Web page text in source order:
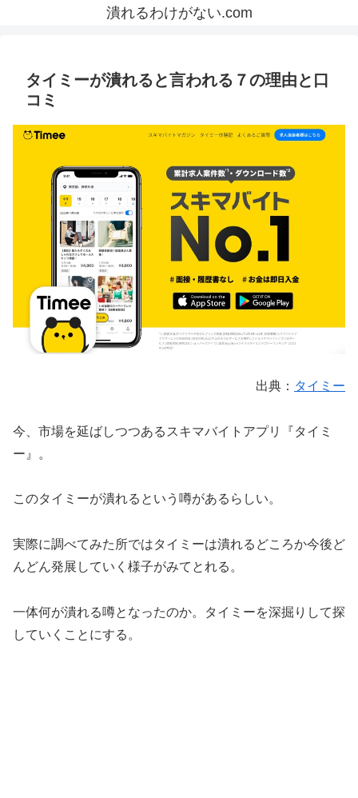
潰れるわけがない.com
タイミーが潰れると言われる７の理由と口
コミ
出典： タイミー
今、市場を延ばしつつあるスキマバイトアプリ『タイミ
ー』。
このタイミーが潰れるという噂があるらしい。
実際に調べてみた所ではタイミーは潰れるどころか今後ど
んどん発展していく様子がみてとれる。
一体何が潰れる噂となったのか。タイミーを深掘りして探
していくことにする。